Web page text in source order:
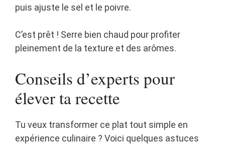
puis ajuste le sel et le poivre.
C’est prêt ! Serre bien chaud pour profiter
pleinement de la texture et des arômes.
Conseils d’experts pour
élever ta recette
Tu veux transformer ce plat tout simple en
expérience culinaire ? Voici quelques astuces